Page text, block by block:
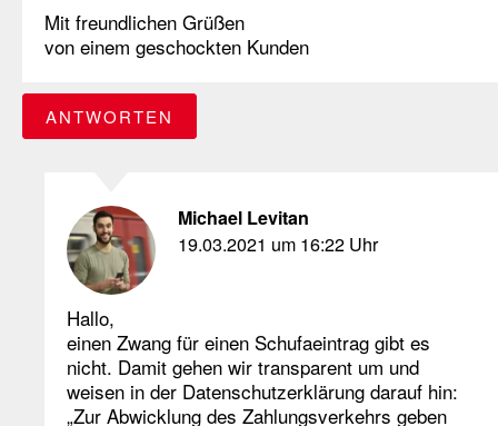
Mit freundlichen Grüßen
von einem geschockten Kunden
ANTWORTEN
Michael Levitan
19.03.2021 um 16:22 Uhr
Hallo,
einen Zwang für einen Schufaeintrag gibt es
nicht. Damit gehen wir transparent um und
weisen in der Datenschutzerklärung darauf hin:
„Zur Abwicklung des Zahlungsverkehrs geben